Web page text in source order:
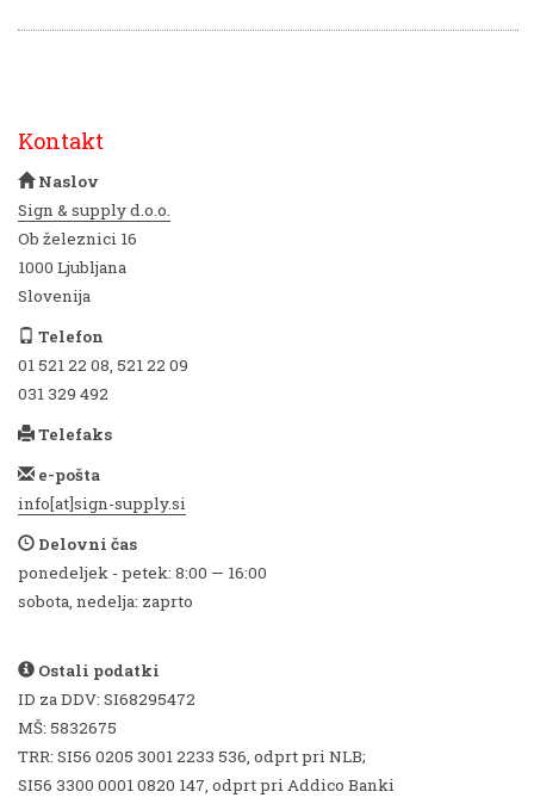
Kontakt
Naslov
Sign & supply d.o.o.
Ob železnici 16
1000 Ljubljana
Slovenija
Telefon
01 521 22 08, 521 22 09
031 329 492
Telefaks
e-pošta
info[at]sign-supply.si
Delovni čas
ponedeljek - petek: 8:00 — 16:00
sobota, nedelja: zaprto
Ostali podatki
ID za DDV: SI68295472
MŠ: 5832675
TRR: SI56 0205 3001 2233 536, odprt pri NLB;
SI56 3300 0001 0820 147, odprt pri Addico Banki